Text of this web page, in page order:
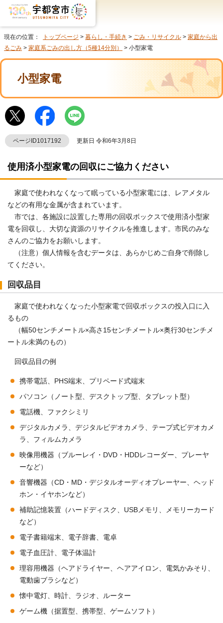
現在の位置： トップページ > 暮らし・手続き > ごみ・リサイクル > 家庭から出
るごみ > 家庭系ごみの出し方（5種14分別） > 小型家電
小型家電
ページID1017192 更新日 令和6年3月8日
使用済小型家電の回収にご協力ください
家庭で使われなくなって眠っている小型家電には、レアメタル
などの有用な金属が含まれています。
市では、各施設に設置した専用の回収ボックスで使用済小型家
電を回収し、大切な資源のリサイクルを推進します。市民のみな
さんのご協力をお願いします。
（注意）個人情報を含むデータは、あらかじめご自身で削除し
てください。
回収品目
家庭で使われなくなった小型家電で回収ボックスの投入口に入
るもの
（幅50センチメートル×高さ15センチメートル×奥行30センチメ
ートル未満のもの）
回収品目の例
携帯電話、PHS端末、プリペード式端末
パソコン（ノート型、デスクトップ型、タブレット型）
電話機、ファクシミリ
デジタルカメラ、デジタルビデオカメラ、テープ式ビデオカメ
ラ、フィルムカメラ
映像用機器（ブルーレイ・DVD・HDDレコーダー、プレーヤ
ーなど）
音響機器（CD・MD・デジタルオーディオプレーヤー、ヘッド
ホン・イヤホンなど）
補助記憶装置（ハードディスク、USBメモリ、メモリーカード
など）
電子書籍端末、電子辞書、電卓
電子血圧計、電子体温計
理容用機器（ヘアドライヤー、ヘアアイロン、電気かみそり、
電動歯ブラシなど）
懐中電灯、時計、ラジオ、ルーター
ゲーム機（据置型、携帯型、ゲームソフト）